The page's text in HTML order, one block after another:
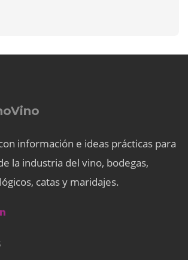
información e ideas prácticas para
la industria del vino, bodegas,
catas y maridajes.